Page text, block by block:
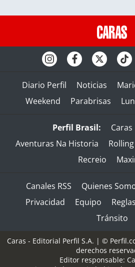
Diario Perfil Noticias
Weekend
Parabrisas
Perfil Brasil: Caras
Aventuras Na Historia
Recreio
Canales RSS Quienes
Privacidad
Equipo
Tránsito
Caras - Editorial Perfil S.A. | ©
derechos
Editor responsable: